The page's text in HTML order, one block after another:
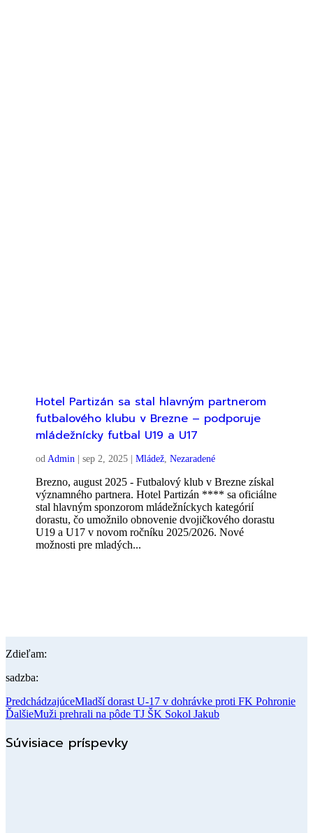
Hotel Partizán sa stal hlavným partnerom
futbalového klubu v Brezne – podporuje
mládežnícky futbal U19 a U17
od Admin |sep 2, 2025 |Mládež ,Nezaradené
Brezno, august 2025 - Futbalový klub v Brezne získal
významného partnera. Hotel Partizán **** sa oficiálne
stal hlavným sponzorom mládežníckych kategórií
dorastu, čo umožnilo obnovenie dvojičkového dorastu
U19 a U17 v novom ročníku 2025/2026. Nové
možnosti pre mladých...
Zdieľam:
sadzba:
PredchádzajúceMladší dorast U-17 v dohrávke proti FK Pohronie
ĎalšieMuži prehrali na pôde TJ ŠK Sokol Jakub
Súvisiace príspevky